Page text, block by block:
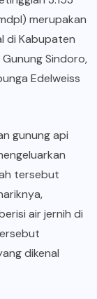
merupakan
di Kabupaten
Sindoro,
Edelweiss
gunung api
tersebut
air jernih di
dikenal